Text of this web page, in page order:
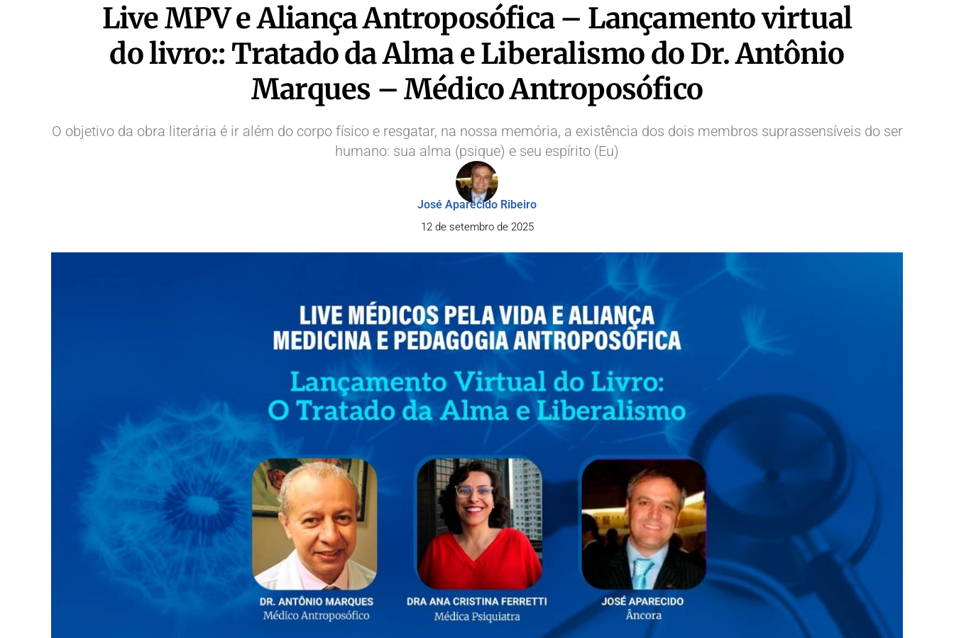
Live MPV e Aliança Antroposófica – Lançamento virtual
do livro:: Tratado da Alma e Liberalismo do Dr. Antônio
Marques – Médico Antroposófico
O objetivo da obra literária é ir além do corpo físico e resgatar, na nossa memória, a existência dos dois membros suprassensíveis do ser
humano: sua alma (psique) e seu espírito (Eu)
José Aparecido Ribeiro
12 de setembro de 2025